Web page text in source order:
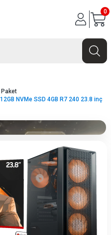
0
Paket
NVMe SSD 4GB R7 240 23.8 inç